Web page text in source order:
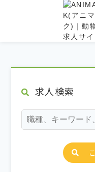
求人検索